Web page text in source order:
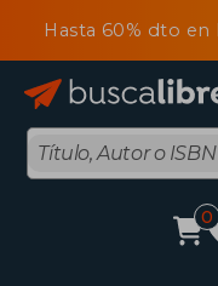
Hasta 60% dto
0